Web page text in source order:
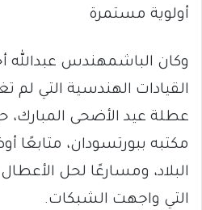
أولوية مستمرة
وكان الباشمهندس عبدالله
القيادات الهندسية التي لم
عطلة عيد الأضحى
مكتبه ببورتسودان، متابعًا
البلاد، ومسارعًا لحل
التي واجهت الشبكات.